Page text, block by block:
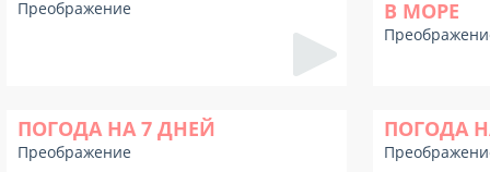
Преображение
В МОРЕ
ПОГОДА НА 7 ДНЕЙ
Преображение
ПОГОДА